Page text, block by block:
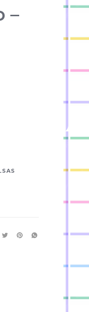
–